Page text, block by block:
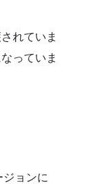
れていま
っていま
ョンに